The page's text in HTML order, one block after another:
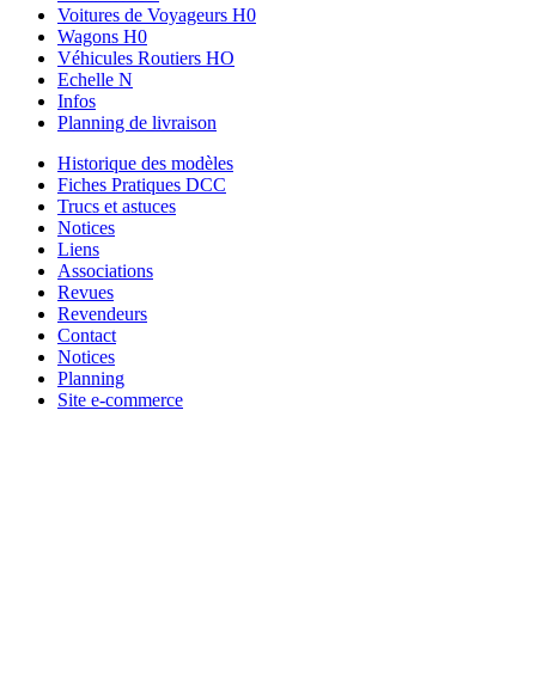
Voitures de Voyageurs H0
Wagons H0
Véhicules Routiers HO
Echelle N
Infos
Planning de livraison
Historique des modèles
Fiches Pratiques DCC
Trucs et astuces
Notices
Liens
Associations
Revues
Revendeurs
Contact
Notices
Planning
Site e-commerce